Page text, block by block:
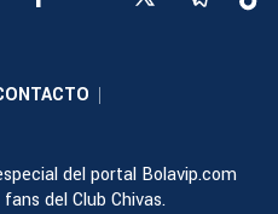
|
del portal Bolavip.com
del Club Chivas.